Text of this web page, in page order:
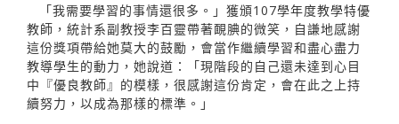
「我需要學習的事情還很多。」獲頒107學年度教學特優
教師，統計系副教授李百靈帶著靦腆的微笑，自謙地感謝
這份獎項帶給她莫大的鼓勵，會當作繼續學習和盡心盡力
教導學生的動力，她說道：「現階段的自己還未達到心目
中『優良教師』的模樣，很感謝這份肯定，會在此之上持
續努力，以成為那樣的標準。」